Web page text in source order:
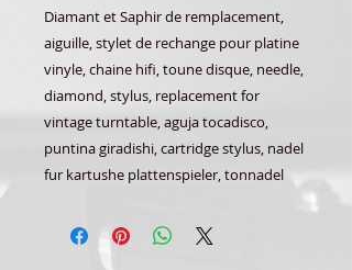
Diamant et Saphir de remplacement,
aiguille, stylet de rechange pour platine
vinyle, chaine hifi, toune disque, needle,
diamond, stylus, replacement for
vintage turntable, aguja tocadisco,
puntina giradishi, cartridge stylus, nadel
fur kartushe plattenspieler, tonnadel